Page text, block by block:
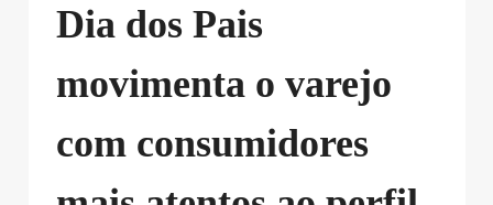
Dia dos Pais
movimenta o varejo
com consumidores